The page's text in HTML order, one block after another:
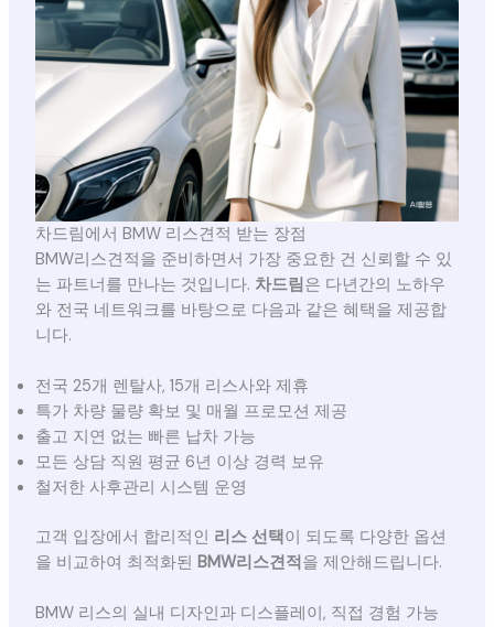
차드림에서 BMW 리스견적 받는 장점
BMW리스견적을 준비하면서 가장 중요한 건 신뢰할 수 있
는 파트너를 만나는 것입니다. 차드림 은 다년간의 노하우
와 전국 네트워크를 바탕으로 다음과 같은 혜택을 제공합
니다.
전국 25개 렌탈사, 15개 리스사와 제휴
특가 차량 물량 확보 및 매월 프로모션 제공
출고 지연 없는 빠른 납차 가능
모든 상담 직원 평균 6년 이상 경력 보유
철저한 사후관리 시스템 운영
고객 입장에서 합리적인 리스 선택 이 되도록 다양한 옵션
을 비교하여 최적화된 BMW리스견적 을 제안해드립니다.
BMW 리스의 실내 디자인과 디스플레이, 직접 경험 가능